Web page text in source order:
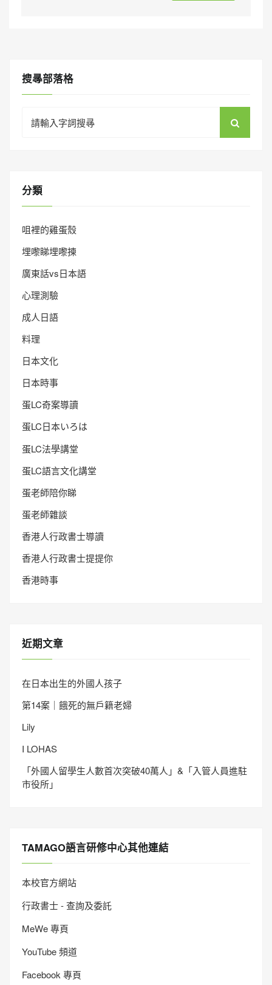
搜㝷部落格
for:
分類
咀裡的雞蛋殼
埋嚟睇埋嚟揀
廣東話vs日本語
心理測驗
成人日語
料理
日本文化
日本時事
蛋LC奇案導讀
蛋LC日本いろは
蛋LC法學講堂
蛋LC語言文化講堂
蛋老師陪你睇
蛋老師雜談
香港人行政書士導讀
香港人行政書士提提你
香港時事
近期文章
在日本出生的外國人孩子
第14案｜餓死的無戶籍老婦
Lily
I LOHAS
「外國人留學生人數首次突破40萬人」&「入管人員進駐
市役所」
TAMAGO語言研修中心其他連結
本校官方網站
行政書士 - 查詢及委託
MeWe 專頁
YouTube 頻道
Facebook 專頁